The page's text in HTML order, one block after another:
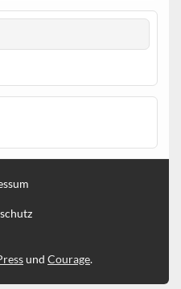
und Courage.